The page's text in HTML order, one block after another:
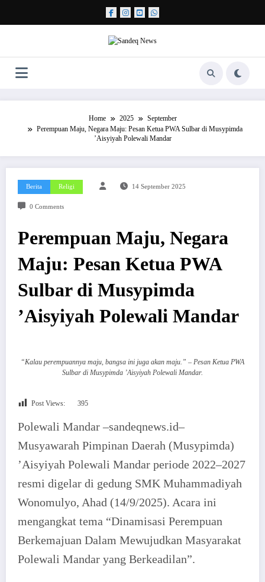
content
Home 2025
September
Perempuan Maju, Negara Maju: Pesan Ketua PWA Sulbar di Musypimda
’Aisyiyah Polewali Mandar
Berita Religi 14 September 2025
0 Comments
Perempuan Maju, Negara
Maju: Pesan Ketua PWA
Sulbar di Musypimda
’Aisyiyah Polewali Mandar
“Kalau perempuannya maju, bangsa ini juga akan maju.” – Pesan Ketua PWA
Sulbar di Musypimda ’Aisyiyah Polewali Mandar.
Post Views: 395
Polewali Mandar –sandeqnews.id–
Musyawarah Pimpinan Daerah (Musypimda)
’Aisyiyah Polewali Mandar periode 2022–2027
resmi digelar di gedung SMK Muhammadiyah
Wonomulyo, Ahad (14/9/2025). Acara ini
mengangkat tema “Dinamisasi Perempuan
Berkemajuan Dalam Mewujudkan Masyarakat
Polewali Mandar yang Berkeadilan”.